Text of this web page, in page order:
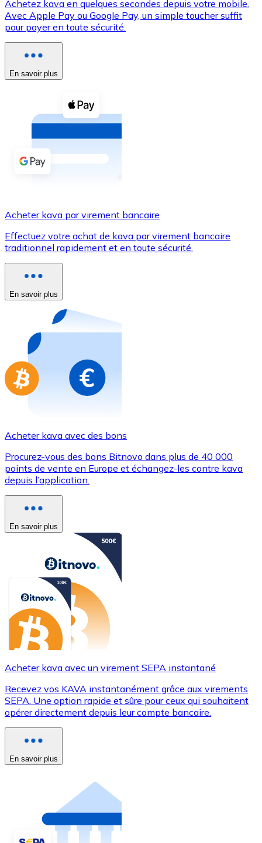
XRP
XRP
Voir toutes
Coupons crypto
Achetez des cryptomonnaies en espèces et d'autres
Acheter avec espèces
Virement SEPA
Utilisez les cartes Visa et Mastercard pour acheter
Acheter avec carte
Nouveau
Achetez des cartes-cadeaux de vos marques
Aller à la boutique de cartes-cadeaux
Achetez kava en quelques secondes depuis votre mobile.
Avec Apple Pay ou Google Pay, un simple toucher suffit
pour payer en toute sécurité.
En savoir plus
Acheter kava par virement bancaire
Effectuez votre achat de kava par virement bancaire
traditionnel rapidement et en toute sécurité.
En savoir plus
Acheter kava avec des bons
Procurez-vous des bons Bitnovo dans plus de 40 000
points de vente en Europe et échangez-les contre kava
depuis l’application.
En savoir plus
Acheter kava avec un virement SEPA instantané
Recevez vos KAVA instantanément grâce aux virements
SEPA. Une option rapide et sûre pour ceux qui souhaitent
opérer directement depuis leur compte bancaire.
En savoir plus